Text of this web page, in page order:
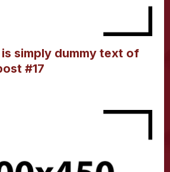
is simply dummy text of
#17